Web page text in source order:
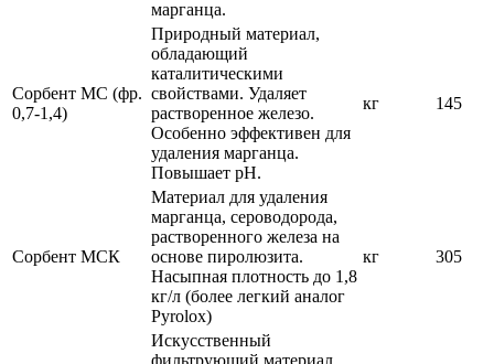
марганца.
Сорбент МС (фр.
0,7-1,4)
Природный материал,
обладающий
каталитическими
свойствами. Удаляет
растворенное железо.
Особенно эффективен для
удаления марганца.
Повышает pH.
кг 145
Сорбент МСК
Материал для удаления
марганца, сероводорода,
растворенного железа на
основе пиролюзита.
Насыпная плотность до 1,8
кг/л (более легкий аналог
Pyrolox)
кг 305
Искусственный
фильтрующий материал